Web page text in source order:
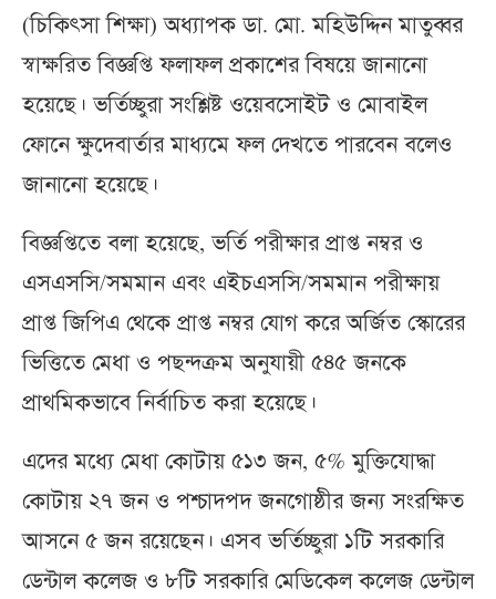
(চিকিৎসা শিক্ষা) অধ্যাপক ডা. মো. মহিউদ্দিন মাতুব্বর
স্বাক্ষরিত বিজ্ঞপ্তি ফলাফল প্রকাশের বিষয়ে জানানো
হয়েছে। ভর্তিচ্ছুরা সংশ্লিষ্ট ওয়েবসােইট ও মোবাইল
ফোনে ক্ষুদেবার্তার মাধ্যমে ফল দেখতে পারবেন বলেও
জানানো হয়েছে।
বিজ্ঞপ্তিতে বলা হয়েছে, ভর্তি পরীক্ষার প্রাপ্ত নম্বর ও
এসএসসি/সমমান এবং এইচএসসি/সমমান পরীক্ষায়
প্রাপ্ত জিপিএ থেকে প্রাপ্ত নম্বর যোগ করে অর্জিত স্কোরের
ভিত্তিতে মেধা ও পছন্দক্রম অনুযায়ী ৫৪৫ জনকে
প্রাথমিকভাবে নির্বাচিত করা হয়েছে।
এদের মধ্যে মেধা কোটায় ৫১৩ জন, ৫% মুক্তিযোদ্ধা
কোটায় ২৭ জন ও পশ্চাদপদ জনগোষ্ঠীর জন্য সংরক্ষিত
আসনে ৫ জন রয়েছেন। এসব ভর্তিচ্ছুরা ১টি সরকারি
ডেন্টাল কলেজ ও ৮টি সরকারি মেডিকেল কলেজ ডেন্টাল